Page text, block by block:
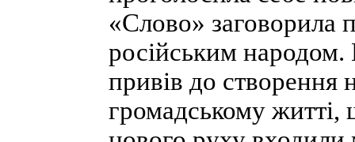
«Слово» заговорила
російським народом.
привів до створення
громадському житті,